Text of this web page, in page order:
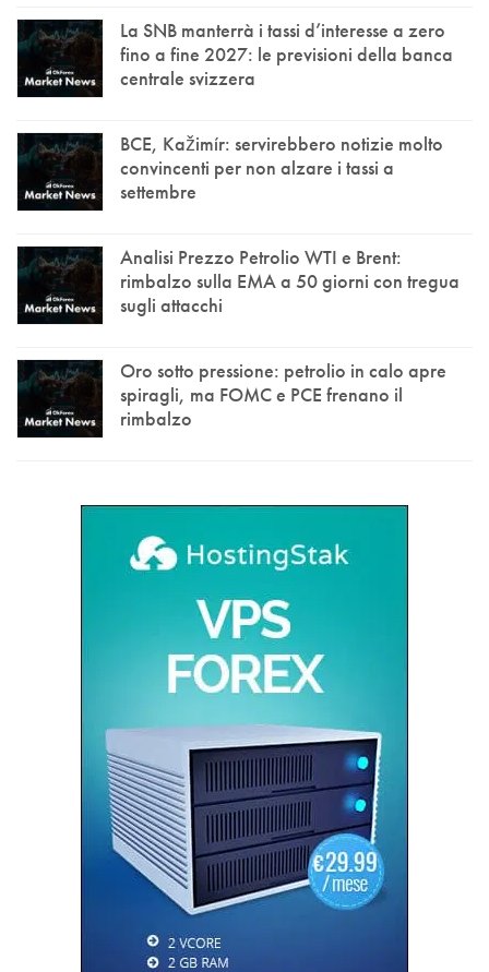
La SNB manterrà i tassi d’interesse a zero
fino a fine 2027: le previsioni della banca
centrale svizzera
BCE, Kažimír: servirebbero notizie molto
convincenti per non alzare i tassi a
settembre
Analisi Prezzo Petrolio WTI e Brent:
rimbalzo sulla EMA a 50 giorni con tregua
sugli attacchi
Oro sotto pressione: petrolio in calo apre
spiragli, ma FOMC e PCE frenano il
rimbalzo